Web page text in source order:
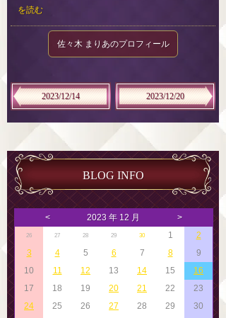
を読む
佐々木 まりあのプロフィール
2023/12/14 2023/12/20
BLOG INFO
< 2023 年 12 月 >
26 27 28 29 30 1
2
3
4 5 6 7 8
9
10
11 12 13 14 15
16
17
18 19 20 21 22
23
24
25 26 27 28 29
30